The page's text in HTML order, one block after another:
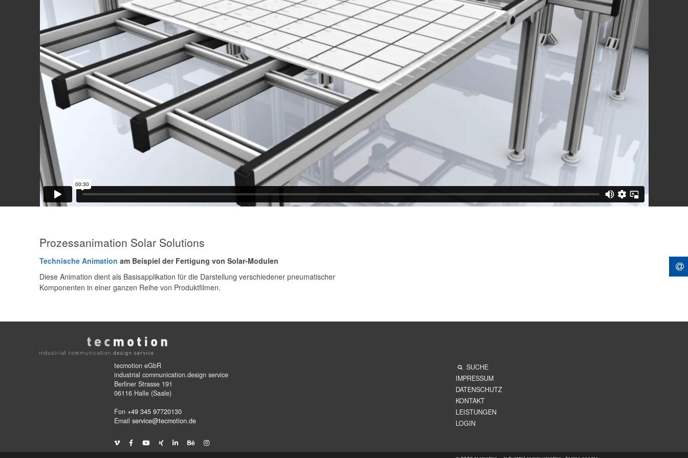
Prozessanimation Solar Solutions
Technische Animation am Beispiel der Fertigung von Solar-Modulen
Diese Animation dient als Basisapplikation für die Darstellung verschiedener pneumatischer
Komponenten in einer ganzen Reihe von Produktfilmen.
tecmotion eGbR
industrial communication.design service
Berliner Strasse 191
06116 Halle (Saale)
Fon +49 345 97720130
Email service@tecmotion.de
SUCHE
IMPRESSUM
DATENSCHUTZ
KONTAKT
LEISTUNGEN
LOGIN